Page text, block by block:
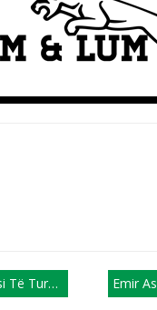
Turqisë Emir